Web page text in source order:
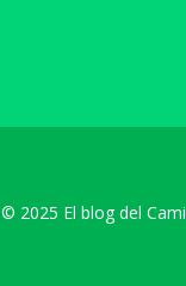
© 2025 El blog del